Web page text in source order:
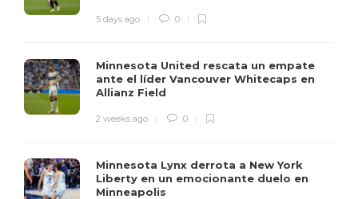
5 days ago 0
Minnesota United rescata un empate
ante el líder Vancouver Whitecaps en
Allianz Field
2 weeks ago 0
Minnesota Lynx derrota a New York
Liberty en un emocionante duelo en
Minneapolis